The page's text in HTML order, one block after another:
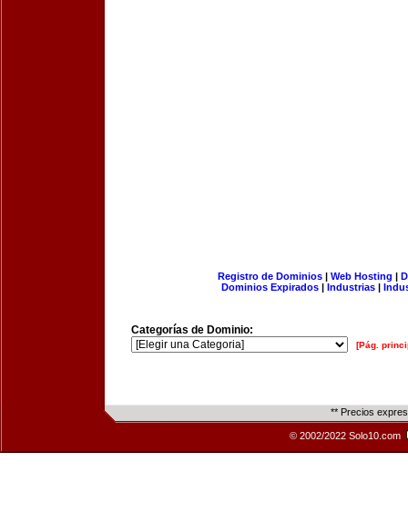
Registro de Dominios| Web Hosting |
Dominios Expirados | Industrias |
Categorías de Dominio:
[Pág.
** Precios
© 2002/2022 Solo10.com